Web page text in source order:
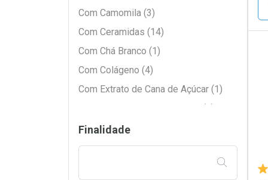
Com Camomila (3)
Com Ceramidas (14)
Com Chá Branco (1)
Com Colágeno (4)
Com Extrato de Cana de Açúcar (1)
Com Extrato de Flor de Lótus (3)
Com Extrato de Girassol (1)
Com Extrato de Linho (1)
Finalidade
FILTRAR